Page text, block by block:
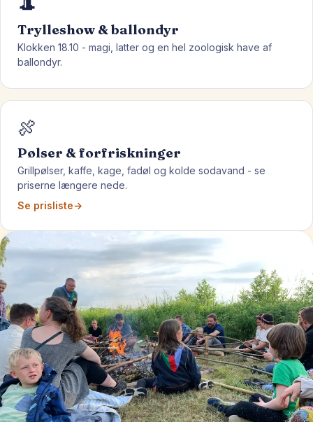
Trylleshow & ballondyr
Klokken 18.10 - magi, latter og en hel zoologisk have af
ballondyr.
🍖
Pølser & forfriskninger
Grillpølser, kaffe, kage, fadøl og kolde sodavand - se
priserne længere nede.
Se prisliste